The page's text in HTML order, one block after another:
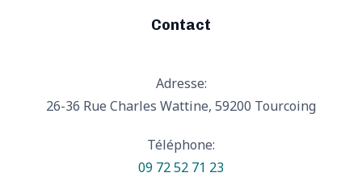
Contact
Adresse:
26-36 Rue Charles Wattine, 59200 Tourcoing
Téléphone:
09 72 52 71 23